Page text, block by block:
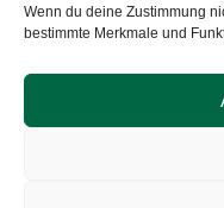
Wenn du deine Zustimmung
bestimmte Merkmale und
Copyright © 2026